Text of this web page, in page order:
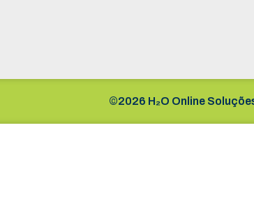
©2026 H₂O Online